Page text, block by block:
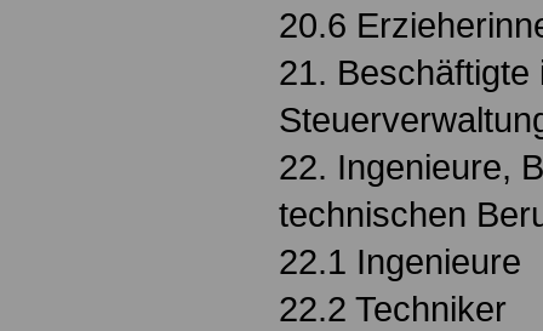
20.6
21. Beschäftigte
22. Ingenieure,
technischen
22.1 Ingenieure
22.2 Techniker